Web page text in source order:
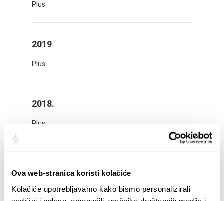
Ova web-stranica koristi kolačiće
Kolačiće upotrebljavamo kako bismo personalizirali
Plus
2019
Plus
2018.
Plus